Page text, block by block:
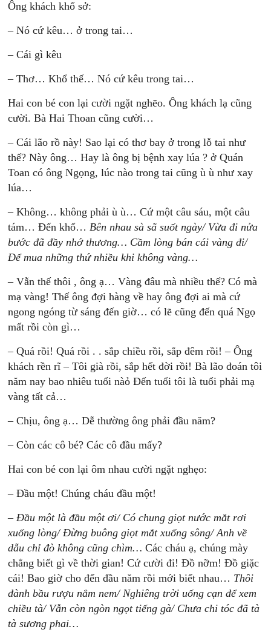
Ông khách khổ sở:
– Nó cứ kêu… ở trong tai…
– Cái gì kêu
– Thơ… Khổ thế… Nó cứ kêu trong tai…
Hai con bé con lại cười ngặt nghẽo. Ông khách lạ cũng
cười. Bà Hai Thoan cũng cười…
– Cái lão rồ này! Sao lại có thơ bay ở trong lỗ tai như
thế? Này ông… Hay là ông bị bệnh xay lúa ? ở Quán
Toan có ông Ngọng, lúc nào trong tai cũng ù ù như xay
lúa…
– Không… không phải ù ù… Cứ một câu sáu, một câu
tám… Đến khổ…Bên nhau sà sã suốt ngày/ Vừa đi nửa
bước đã đầy nhớ thương… Cầm lòng bán cái vàng đi/
Để mua những thứ nhiều khi không vàng…
– Vẫn thế thôi , ông ạ… Vàng đâu mà nhiều thế? Có mà
mạ vàng! Thế ông đợi hàng về hay ông đợi ai mà cứ
ngong ngóng từ sáng đến giờ… có lẽ cũng đến quá Ngọ
mất rồi còn gì…
– Quá rồi! Quá rồi . . sắp chiều rồi, sắp đêm rồi! – Ông
khách rền rĩ – Tôi già rồi, sắp hết đời rồi! Bà lão đoán tôi
năm nay bao nhiêu tuổi nàỏ Đến tuổi tôi là tuổi phải mạ
vàng tất cả…
– Chịu, ông ạ… Dễ thường ông phải đầu năm?
– Còn các cô bé? Các cô đầu mấy?
Hai con bé con lại ôm nhau cười ngặt nghẹo:
– Đầu một! Chúng cháu đầu một!
–Đầu một là đầu một ơi/ Có chung giọt nước mắt rơi
xuống lòng/ Đừng buông giọt mắt xuống sông/ Anh về
dẫu chỉ đò không cũng chìm… Các cháu ạ, chúng mày
chẳng biết gì về thời gian! Cứ cười đi! Đồ nỡm! Đồ giặc
cái! Bao giờ cho đến đầu năm rồi mới biết nhau… Thôi
đành bầu rượu nắm nem/ Nghiêng trời uống cạn để xem
chiều tà/ Vẫn còn ngòn ngọt tiếng gà/ Chưa chi tóc đã tà
tà sương phai…